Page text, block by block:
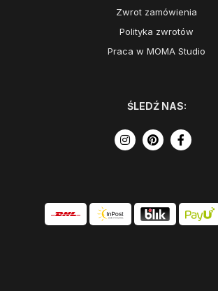
Zwrot zamówienia
Polityka zwrotów
Praca w MOMA Studio
ŚLEDŹ NAS: